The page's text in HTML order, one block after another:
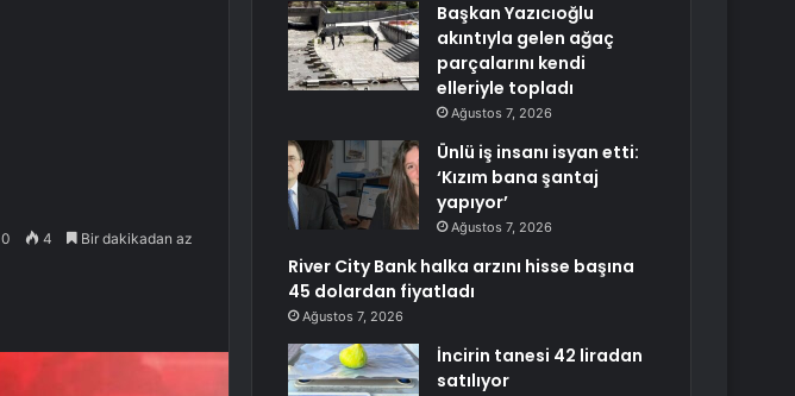
0 4 Bir dakikadan az
Başkan Yazıcıoğlu
akıntıyla gelen ağaç
parçalarını kendi
elleriyle topladı
Ağustos 7, 2026
Ünlü iş insanı isyan etti:
‘Kızım bana şantaj
yapıyor’
Ağustos 7, 2026
River City Bank halka arzını hisse başına
45 dolardan fiyatladı
Ağustos 7, 2026
İncirin tanesi 42 liradan
satılıyor